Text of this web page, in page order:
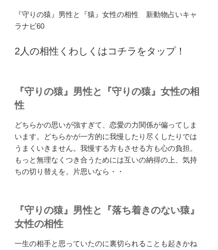
『守りの猿』男性と『猿』女性の相性 新動物占いキャ
ラナビ60
2人の相性くわしくはコチラをタップ！
『守りの猿』男性と『守りの猿』女性の相
性
どちらかの思いが強すぎて、恋愛の力関係が偏ってしま
います。どちらかが一方的に我慢したり尽くしたりでは
うまくいきません。我慢する方もさせる方も心の負担。
もっと無理なくつき合うためには互いの納得の上、気持
ちの切り替えを。片思いなら・・
『守りの猿』男性と『落ち着きのない猿』
女性の相性
一生の相手と思っていたのに裏切られることも起きかね